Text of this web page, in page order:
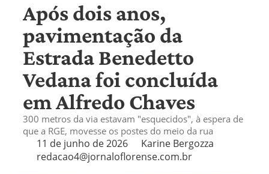
Após dois anos,
pavimentação da
Estrada Benedetto
Vedana foi concluída
em Alfredo Chaves
300 metros da via estavam "esquecidos", à espera de
que a RGE, movesse os postes do meio da rua
11 de junho de 2026
Karine Bergozza
redacao4@jornaloflorense.com.br